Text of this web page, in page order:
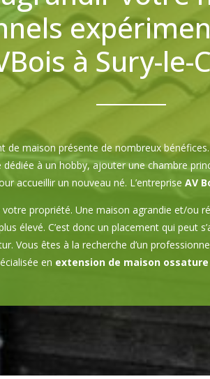
à Sury-le-
de maison présente de nombreux
à un hobby, ajouter une chambre
accueillir un nouveau né. L’entreprise AV
propriété. Une maison agrandie et/ou
élevé. C’est donc un placement qui peut
Vous êtes à la recherche d’un
en extension de maison